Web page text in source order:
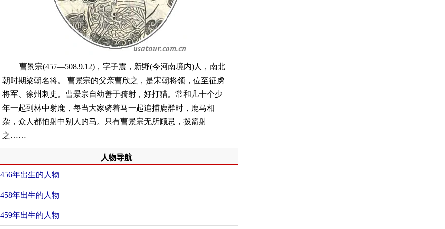
曹景宗(457—508.9.12)，字子震，新野(今河南境内)人，南北
朝时期梁朝名将。 曹景宗的父亲曹欣之，是宋朝将领，位至征虏
将军、徐州刺史。曹景宗自幼善于骑射，好打猎。常和几十个少
年一起到林中射鹿，每当大家骑着马一起追捕鹿群时，鹿马相
杂，众人都怕射中别人的马。只有曹景宗无所顾忌，拨箭射
之……
人物导航
456年出生的人物
458年出生的人物
459年出生的人物